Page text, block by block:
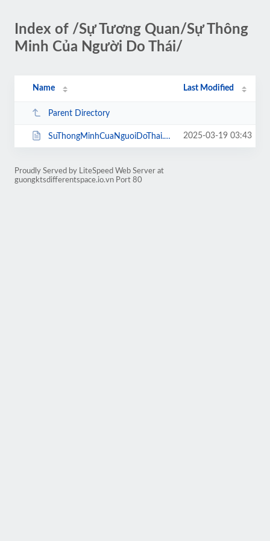
Index of /Sự Tương Quan/Sự Thông
Minh Của Người Do Thái/
Name Last Modified
Parent Directory
SuThongMinhCuaNguoiDoThai.html 2025-03-19 03:43
Proudly Served by LiteSpeed Web Server at
guongktsdifferentspace.io.vn Port 80